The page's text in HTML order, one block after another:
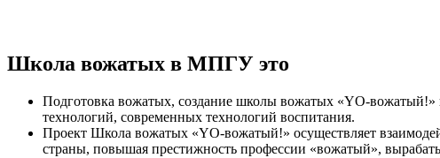
Школа вожатых в МПГУ это
Подготовка вожатых, создание школы вожатых «YO-вожатый!»
технологий, современных технологий воспитания.
Проект Школа вожатых «YO-вожатый!» осуществляет
страны, повышая престижность профессии «вожатый»,